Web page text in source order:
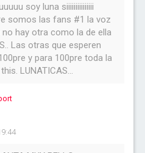
soy luna siiiiiiiiiiiiiii
somos las fans #1 la voz
no hay otra como la de ella
Las otras que esperen
y para 100pre toda la
LUNATICAS...